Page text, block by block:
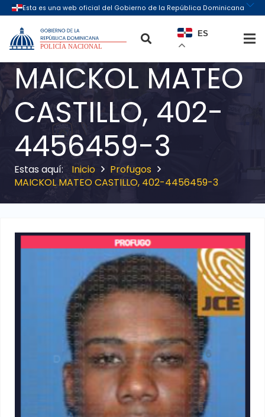
ES
MAICKOL MATEO
CASTILLO, 402-
4456459-3
Inicio
Profugos
MAICKOL MATEO CASTILLO, 402-4456459-3